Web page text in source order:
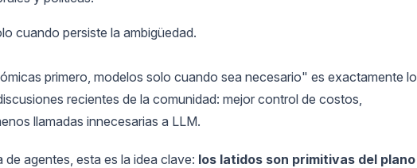
cuando persiste la ambigüedad.
primero, modelos solo cuando sea necesario" es exactamente lo
recientes de la comunidad: mejor control de costos,
llamadas innecesarias a LLM.
agentes, esta es la idea clave: los latidos son primitivas del plano